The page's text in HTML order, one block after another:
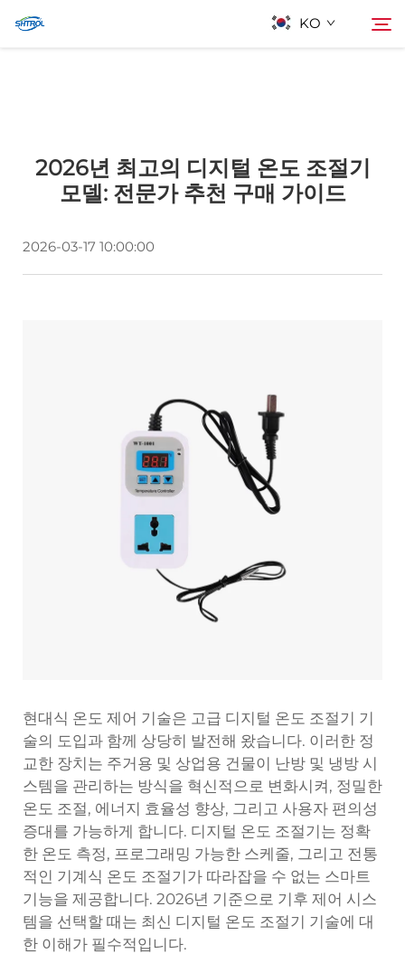
KO
제품2026년 최고의 디지털 온도 조절기
모델: 전문가 추천 구매 가이드
2026-03-17 10:00:00
현대식 온도 제어 기술은 고급 디지털 온도 조절기 기
술의 도입과 함께 상당히 발전해 왔습니다. 이러한 정
교한 장치는 주거용 및 상업용 건물이 난방 및 냉방 시
스템을 관리하는 방식을 혁신적으로 변화시켜, 정밀한
온도 조절, 에너지 효율성 향상, 그리고 사용자 편의성
증대를 가능하게 합니다. 디지털 온도 조절기는 정확
한 온도 측정, 프로그래밍 가능한 스케줄, 그리고 전통
적인 기계식 온도 조절기가 따라잡을 수 없는 스마트
기능을 제공합니다. 2026년 기준으로 기후 제어 시스
템을 선택할 때는 최신 디지털 온도 조절기 기술에 대
한 이해가 필수적입니다.